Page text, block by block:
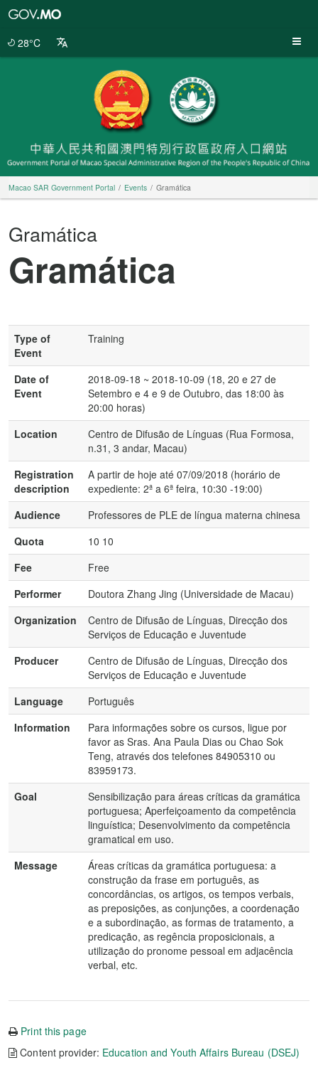
28°C
Macao SAR Government Portal Events Gramática
Gramática
Gramática
Type of
Event
Training
Date of
Event
2018-09-18 ~ 2018-10-09 (18, 20 e 27 de
Setembro e 4 e 9 de Outubro, das 18:00 às
20:00 horas)
Location
Centro de Difusão de Línguas (Rua Formosa,
n.31, 3 andar, Macau)
Registration
description
A partir de hoje até 07/09/2018 (horário de
expediente: 2ª a 6ª feira, 10:30 -19:00)
Audience
Professores de PLE de língua materna chinesa
Quota
10 10
Fee
Free
Performer
Doutora Zhang Jing (Universidade de Macau)
Organization
Centro de Difusão de Línguas, Direcção dos
Serviços de Educação e Juventude
Producer
Centro de Difusão de Línguas, Direcção dos
Serviços de Educação e Juventude
Language
Português
Information
Para informações sobre os cursos, ligue por
favor as Sras. Ana Paula Dias ou Chao Sok
Teng, através dos telefones 84905310 ou
83959173.
Goal
Sensibilização para áreas críticas da gramática
portuguesa; Aperfeiçoamento da competência
linguística; Desenvolvimento da competência
gramatical em uso.
Message
Áreas críticas da gramática portuguesa: a
construção da frase em português, as
concordâncias, os artigos, os tempos verbais,
as preposições, as conjunções, a coordenação
e a subordinação, as formas de tratamento, a
predicação, as regência proposicionais, a
utilização do pronome pessoal em adjacência
verbal, etc.
Print this page
Content provider: Education and Youth Affairs Bureau (DSEJ)